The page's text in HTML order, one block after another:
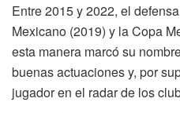
Entre 2015 y 2022, el
Mexicano (2019) y la Copa
esta manera marcó su
buenas actuaciones y, por
jugador en el radar de los